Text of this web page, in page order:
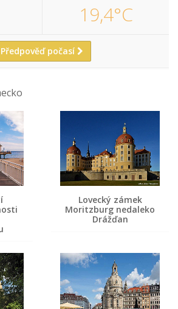
19,4°C
Předpověď počasí
Lovecký zámek
Moritzburg nedaleko
Drážďan